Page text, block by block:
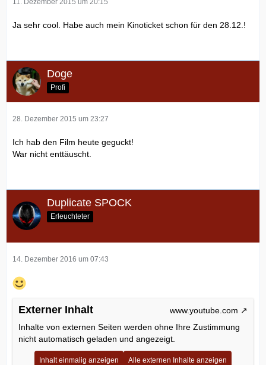
Ja sehr cool. Habe auch mein Kinoticket schon für den 28.12.!
Doge
Profi
28. Dezember 2015 um 23:27
Ich hab den Film heute geguckt!
War nicht enttäuscht.
Duplicate SPOCK
Erleuchteter
14. Dezember 2016 um 07:43
Externer Inhalt
www.youtube.com
Inhalte von externen Seiten werden ohne Ihre Zustimmung
nicht automatisch geladen und angezeigt.
Inhalt einmalig anzeigen Alle externen Inhalte anzeigen